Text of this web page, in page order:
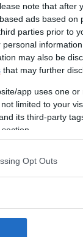
note that after
ads based
parties prior to
may also be
that may further
app uses one
limited to your
its third-party
Opt Outs